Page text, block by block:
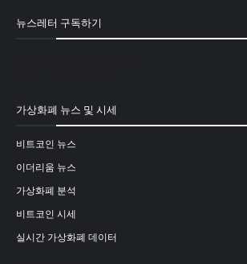
뉴스레터 구독하기
가상화폐 뉴스 및 시세
비트코인 뉴스
이더리움 뉴스
가상화폐 분석
비트코인 시세
실시간 가상화폐 데이터